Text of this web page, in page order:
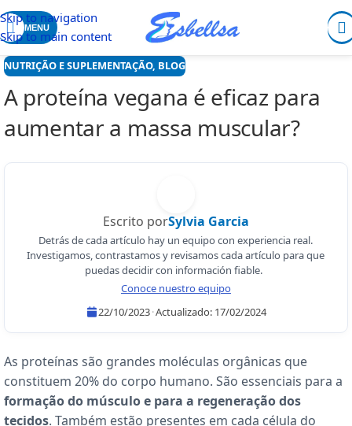
Skip to navigation
Skip to main content
MENU
NUTRIÇÃO E SUPLEMENTAÇÃO, BLOG
A proteína vegana é eficaz para
aumentar a massa muscular?
Escrito porSylvia Garcia
Detrás de cada artículo hay un equipo con experiencia real.
Investigamos, contrastamos y revisamos cada artículo para que
puedas decidir con información fiable.
Conoce nuestro equipo
22/10/2023·Actualizado: 17/02/2024
As proteínas são grandes moléculas orgânicas que
constituem 20% do corpo humano. São essenciais para a
formação do músculo e para a regeneração dos
tecidos. Também estão presentes em cada célula do